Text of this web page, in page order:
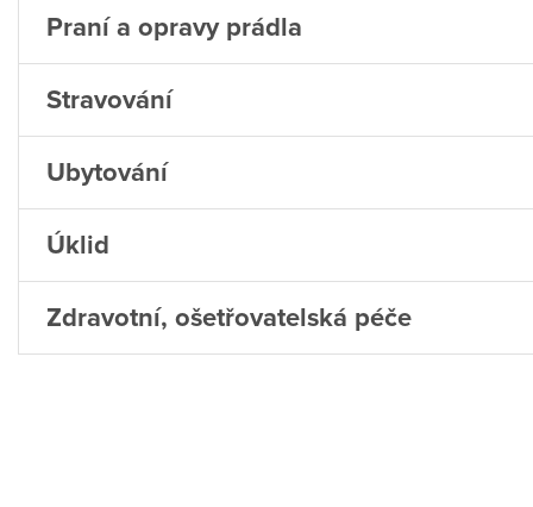
Praní a opravy prádla
Stravování
Ubytování
Úklid
Zdravotní, ošetřovatelská péče